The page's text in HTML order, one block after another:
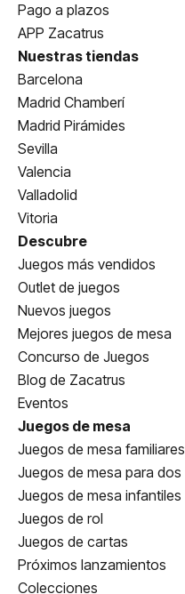
Pago a plazos
APP Zacatrus
Nuestras tiendas
Barcelona
Madrid Chamberí
Madrid Pirámides
Sevilla
Valencia
Valladolid
Vitoria
Descubre
Juegos más vendidos
Outlet de juegos
Nuevos juegos
Mejores juegos de mesa
Concurso de Juegos
Blog de Zacatrus
Eventos
Juegos de mesa
Juegos de mesa familiares
Juegos de mesa para dos
Juegos de mesa infantiles
Juegos de rol
Juegos de cartas
Próximos lanzamientos
Colecciones